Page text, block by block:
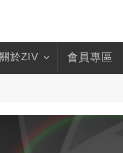
關於ZIV 會員專區